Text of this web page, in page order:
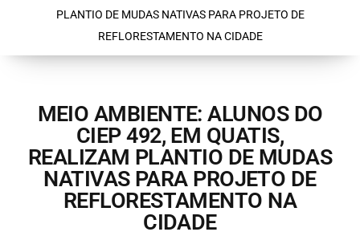
PLANTIO DE MUDAS NATIVAS PARA PROJETO DE
REFLORESTAMENTO NA CIDADE
MEIO AMBIENTE: ALUNOS DO
CIEP 492, EM QUATIS,
REALIZAM PLANTIO DE MUDAS
NATIVAS PARA PROJETO DE
REFLORESTAMENTO NA
CIDADE